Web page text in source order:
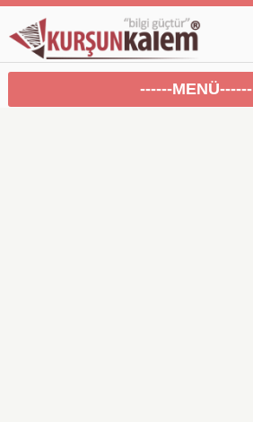
------MENÜ------